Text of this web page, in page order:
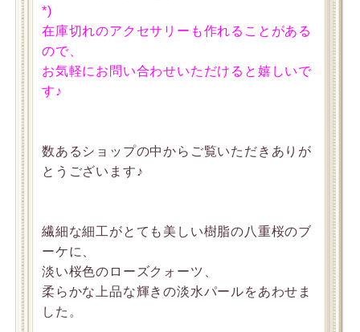
*)
在庫切れのアクセサリーも作れることがある
ので、
お気軽にお問い合わせいただけると嬉しいで
す♪
数あるショップの中からご覧いただきありが
とうございます♪
繊細な細工がとても美しい樹脂の八重桜のブ
ーケに、
淡い桜色のローズクォーツ、
柔らかな上品な輝きの淡水パールをあわせま
した。